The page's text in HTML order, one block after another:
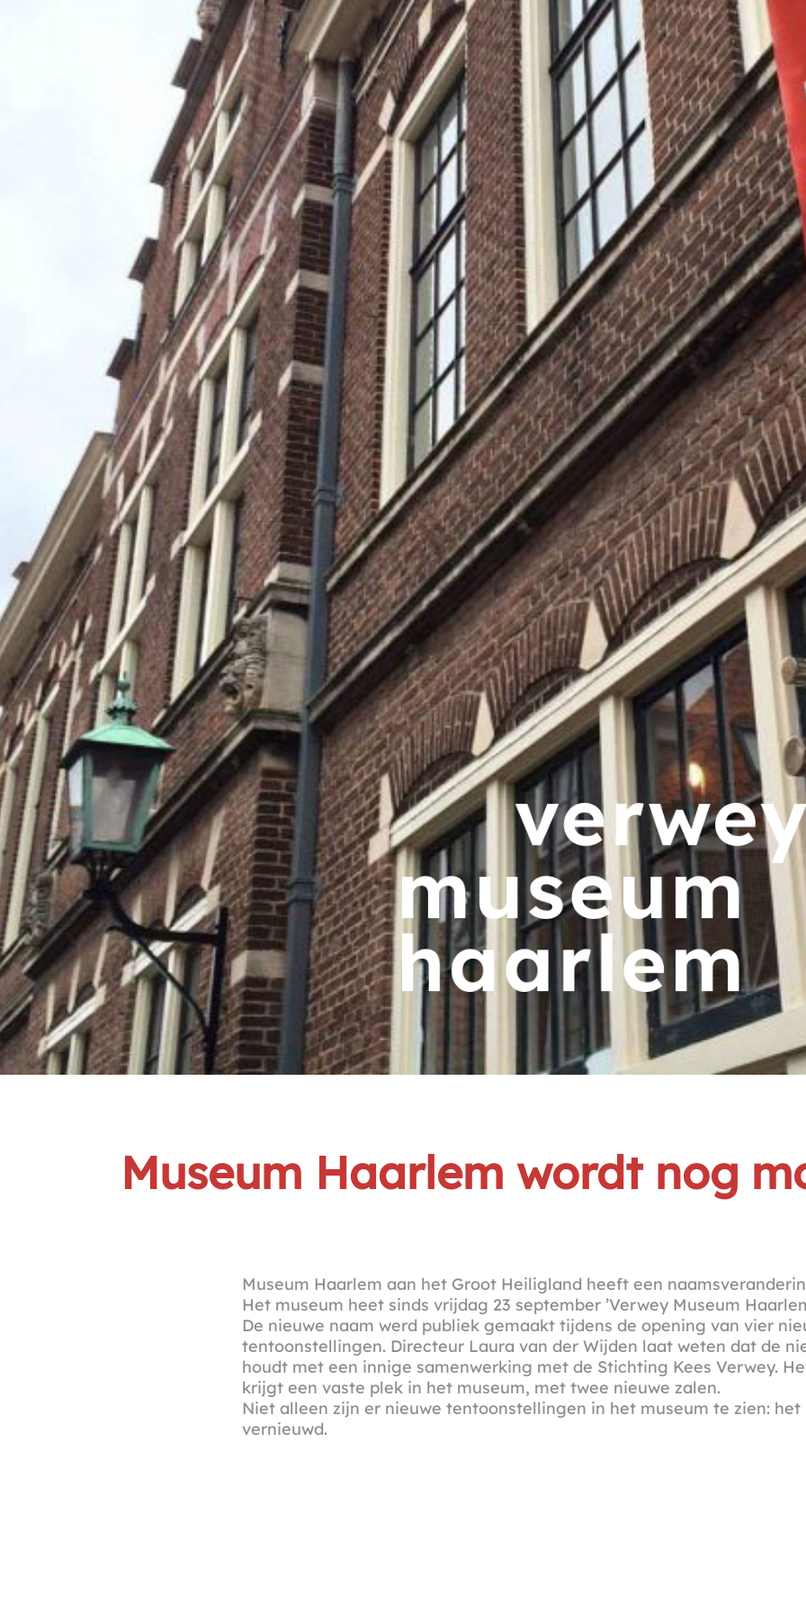
Museum Haarlem wordt nog
Museum Haarlem aan het Groot Heiligland heeft een
Het museum heet sinds vrijdag 23 september ’Verwey Museum
De nieuwe naam werd publiek gemaakt tijdens de opening van vier
tentoonstellingen. Directeur Laura van der Wijden laat weten dat de
houdt met een innige samenwerking met de Stichting Kees Verwey.
krijgt een vaste plek in het museum, met twee nieuwe zalen.
Niet alleen zijn er nieuwe tentoonstellingen in het museum te zien:
vernieuwd.